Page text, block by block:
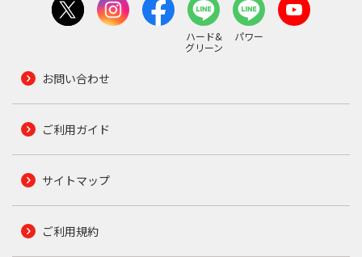
ハード&
グリーン
パワー
お問い合わせ
ご利用ガイド
サイトマップ
ご利用規約